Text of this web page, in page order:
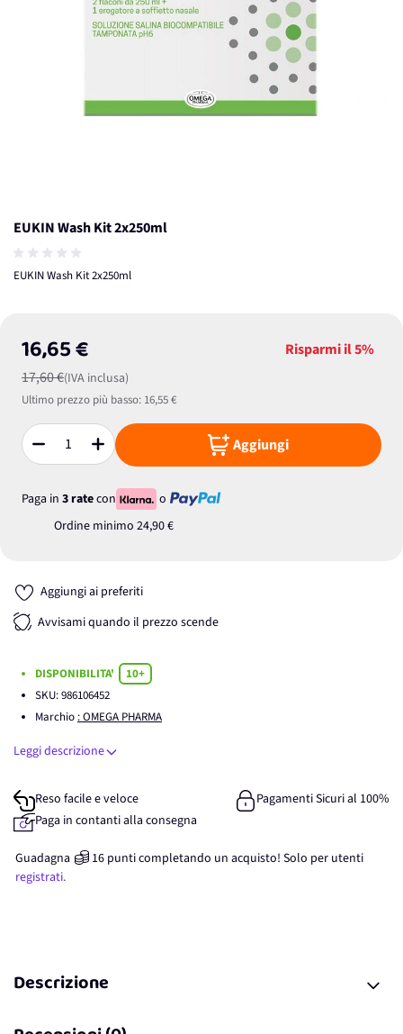
EUKIN Wash Kit 2x250ml
EUKIN Wash Kit 2x250ml
16,65 €
17,60 €(IVA inclusa)
Risparmi il5%
Ultimo prezzo più basso: 16,55 €
Quantità Aggiungi
Paga in 3 ratecon
o
Ordine minimo 24,90 €
Aggiungi ai preferiti
Avvisami quando il prezzo scende
DISPONIBILITA'
10+
SKU:986106452
Marchio : OMEGA PHARMA
Leggi descrizione
Reso facile e veloce
Pagamenti Sicuri al 100%
Paga in contanti alla consegna
Guadagna 16 punticompletando un acquisto! Solo per utenti
registrati.
Descrizione